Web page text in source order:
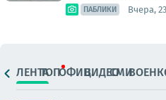
ПАБЛИКИ Вчера,
ЛЕНТАТОПОФИЦ.ВИДЕОСМИ